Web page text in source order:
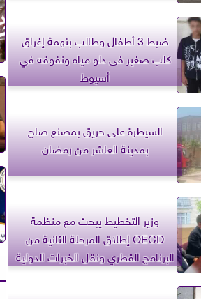
ضبط 3 أطفال وطالب بتهمة إغراق
كلب صغير فى دلو مياه ونفوقه في
أسيوط
السيطرة على حريق بمصنع صاج
بمدينة العاشر من رمضان
وزير التخطيط يبحث مع منظمة
OECD إطلاق المرحلة الثانية من
البرنامج القطري ونقل الخبرات الدولية